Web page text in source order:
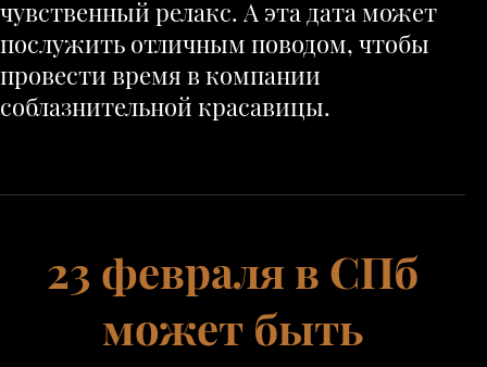
чувственный релакс. А эта дата может
послужить отличным поводом, чтобы
провести время в компании
соблазнительной красавицы.
23 февраля в СПб
может быть